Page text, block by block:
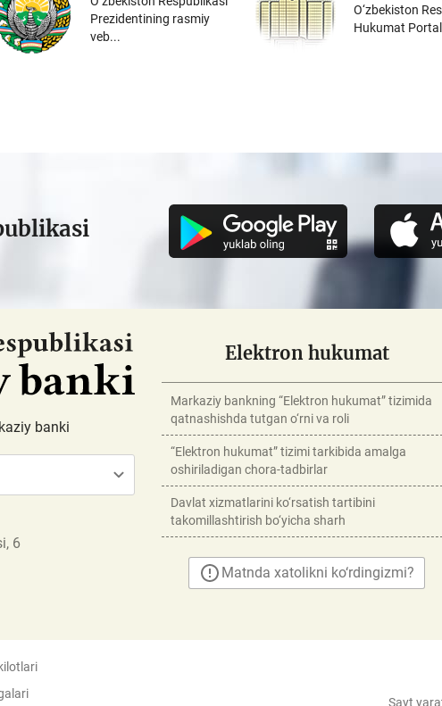
Prezidentining rasmiy
veb...
O‘zbekiston
Hukumat
banki
6
Elektron hukumat
Markaziy bankning “Elektron hukumat” tizimida
qatnashishda tutgan o‘rni va roli
“Elektron hukumat” tizimi tarkibida amalga
oshiriladigan chora-tadbirlar
Davlat xizmatlarini ko‘rsatish tartibini
takomillashtirish bo‘yicha sharh
Matnda xatolikni ko‘rdingizmi?
Sayt